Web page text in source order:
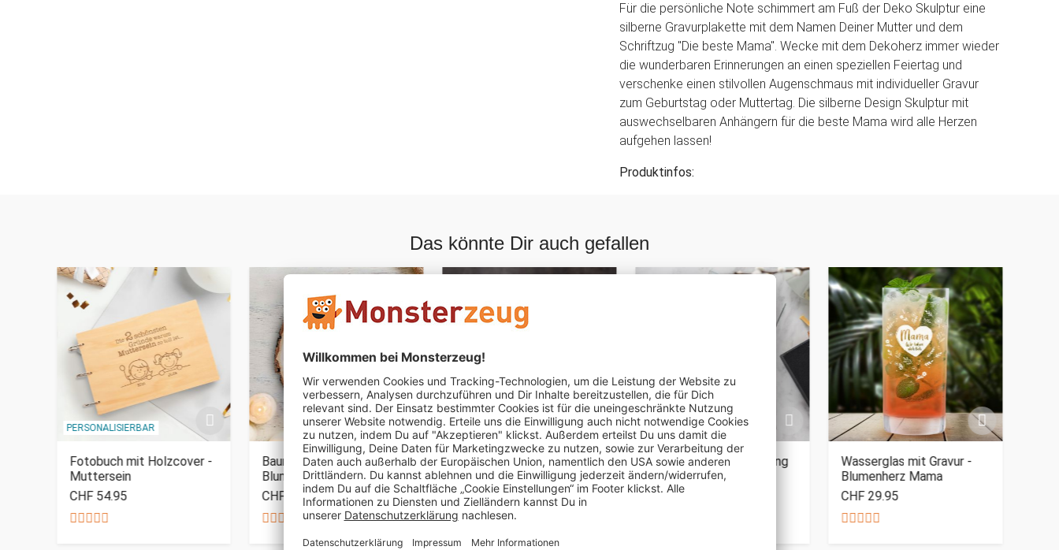
Für die persönliche Note schimmert am Fuß der Deko Skulptur eine
silberne Gravurplakette mit dem Namen Deiner Mutter und dem
Schriftzug "Die beste Mama". Wecke mit dem Dekoherz immer wieder
die wunderbaren Erinnerungen an einen speziellen Feiertag und
verschenke einen stilvollen Augenschmaus mit individueller Gravur
zum Geburtstag oder Muttertag. Die silberne Design Skulptur mit
auswechselbaren Anhängern für die beste Mama wird alle Herzen
aufgehen lassen!
Produktinfos:
Das könnte Dir auch gefallen
PERSONALISIERBAR
Fotobuch mit Holzcover -
Muttersein
CHF 54.95
Baumscheibe mit Gravur -
Blumenherz Mama
CHF 29.95
Eckige Vase - Blumenherz
für Mama
CHF 54.95
Glaspokal - Auszeichnung
für Beste Mama
CHF 34.95
Wasserglas mit Gravur -
Blumenherz Mama
CHF 29.95